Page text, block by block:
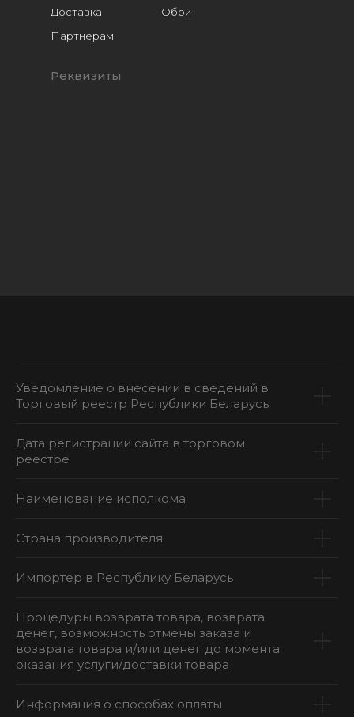
Обои
Расходники
Доставка
Реквизиты
Партнерам
Уведомление о внесении в сведений в
Торговый реестр Республики Беларусь
Дата регистрации сайта в торговом
реестре
Наименование исполкома
Страна производителя
Импортер в Республику Беларусь
Процедуры возврата товара, возврата
денег, возможность отмены заказа и
возврата товара и/или денег до момента
оказания услуги/доставки товара
Информация о способах оплаты